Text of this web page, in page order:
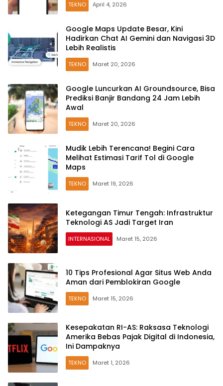
TEKNO April 4, 2026
Google Maps Update Besar, Kini
Hadirkan Chat AI Gemini dan Navigasi 3D
Lebih Realistis
TEKNO Maret 20, 2026
Google Luncurkan AI Groundsource, Bisa
Prediksi Banjir Bandang 24 Jam Lebih
Awal
TEKNO Maret 20, 2026
Mudik Lebih Terencana! Begini Cara
Melihat Estimasi Tarif Tol di Google
Maps
TEKNO Maret 19, 2026
Ketegangan Timur Tengah: Infrastruktur
Teknologi AS Jadi Target Iran
INTERNASIONAL Maret 15, 2026
10 Tips Profesional Agar Situs Web Anda
Aman dari Pemblokiran Google
TEKNO Maret 15, 2026
Kesepakatan RI-AS: Raksasa Teknologi
Amerika Bebas Pajak Digital di Indonesia,
Ini Dampaknya
TEKNO Maret 1, 2026